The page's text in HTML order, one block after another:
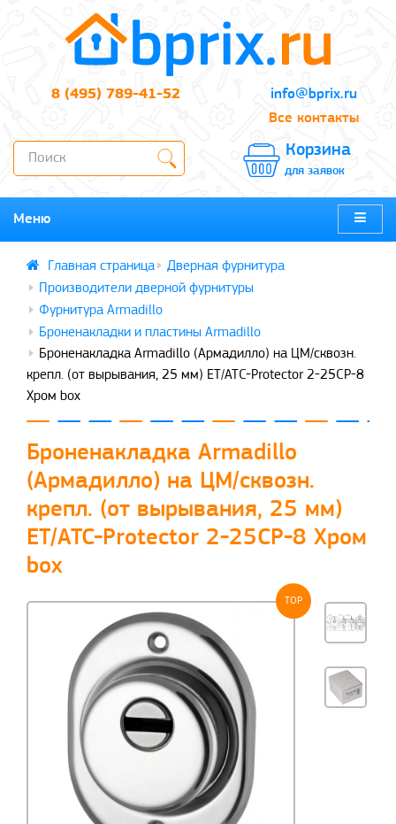
8 (495) 789-41-52
info@bprix.ru
Все контакты
Корзина
для заявок
Меню
Дверная фурнитура
Производители дверной фурнитуры
Фурнитура Armadillo
Броненакладки и пластины Armadillo
Броненакладка Armadillo (Армадилло) на ЦМ/сквозн.
крепл. (от вырывания, 25 мм) ET/ATC-Protector 2-25CP-8
Хром box
Броненакладка Armadillo
(Армадилло) на ЦМ/сквозн.
крепл. (от вырывания, 25 мм)
ET/ATC-Protector 2-25CP-8 Хром
box
TOP